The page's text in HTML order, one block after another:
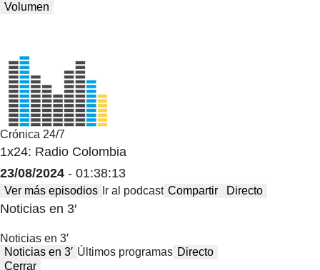
Volumen
Crónica 24/7
1x24: Radio Colombia
23/08/2024 - 01:38:13
Ver más episodios Ir al podcast Compartir Directo
Noticias en 3′
Noticias en 3′
Noticias en 3′ Últimos programas Directo
Cerrar